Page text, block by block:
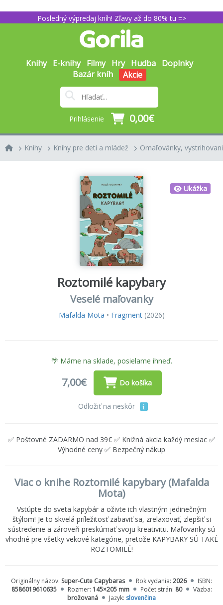
Posledný výpredaj kníh! Zľavy až do 80% tu =>
Knihy E-knihy Filmy Hry Hudba Doplnky
Bazár kníh
Akcie
Prihlásenie 0,00€
Knihy Knihy pre deti a mládež Omaľovánky,
Ukážka
Roztomilé kapybary
Veselé maľovanky
Mafalda Mota • Fragment(2026)
🌴 Máme na sklade, posielame ihneď.
7,00€ Do košíka
Odložiť na neskôr
✅ Poštovné ZADARMO nad 39€ ✅ Knižná akcia každý mesiac ✅
Výhodné ceny ✅ Bezpečný nákup
Viac o knihe Roztomilé kapybary (Mafalda
Mota)
Vstúpte do sveta kapybár a oživte ich vlastným jedinečným
štýlom! Je to skvelá príležitosť zabaviť sa, zrelaxovať, zlepšiť si
sústredenie a zároveň preskúmať svoju kreativitu. Maľovanky sú
vhodné pre všetky vekové kategórie, pretože KAPYBARY SÚ TAKÉ
ROZTOMILÉ!
Originálny názov: Super-Cute Capybaras Rok vydania: 2026
ISBN:
8586019610635
Rozmer: 145×205 mm Počet strán: 80
Väzba:
brožovaná
Jazyk: slovenčina